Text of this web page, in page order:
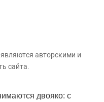
авторскими и
сайта.
двояко: с